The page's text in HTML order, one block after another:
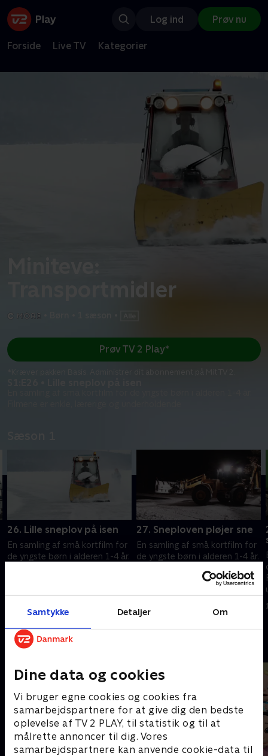
Samtykke Detaljer Om
Dine data og cookies
Vi bruger egne cookies og cookies fra
samarbejdspartnere for at give dig den bedste
oplevelse af TV 2 PLAY, til statistik og til at
målrette annoncer til dig. Vores
samarbejdspartnere kan anvende cookie-data til
Log ind Prøv nu
Forside Live TV Kategorier
Transportmidler
Prøv TV 2 Play*
26. Lille sneplov på isen
En samling af små kortfilm for
de yngste børn i alderen 1-4 år.
14. februar 2024 • 0 min
27. Sneploven pløjer sne
En samling af små kortfilm for
de yngste børn i alderen 1-4 år.
14. februar 2024 • 0 min
Andre så også